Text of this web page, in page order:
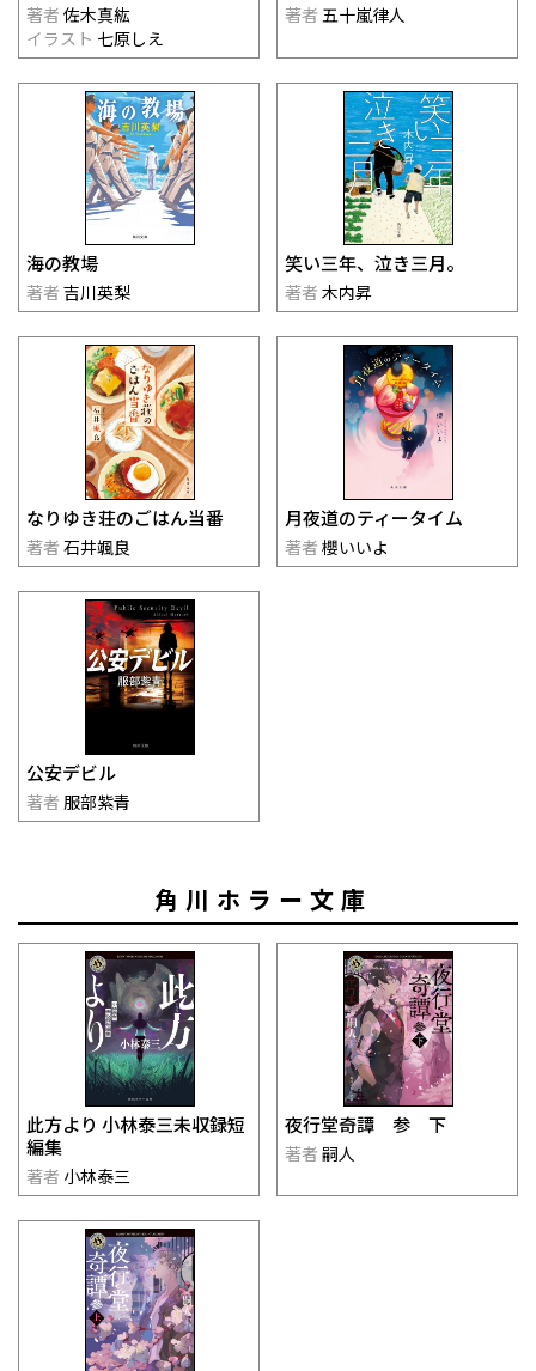
著者 佐木真紘
イラスト 七原しえ
著者 五十嵐律人
海の教場
著者 吉川英梨
笑い三年、泣き三月。
著者 木内昇
なりゆき荘のごはん当番
著者 石井颯良
月夜道のティータイム
著者 櫻いいよ
公安デビル
著者 服部紫青
角川ホラー文庫
此方より 小林泰三未収録短
編集
著者 小林泰三
夜行堂奇譚 参 下
著者 嗣人